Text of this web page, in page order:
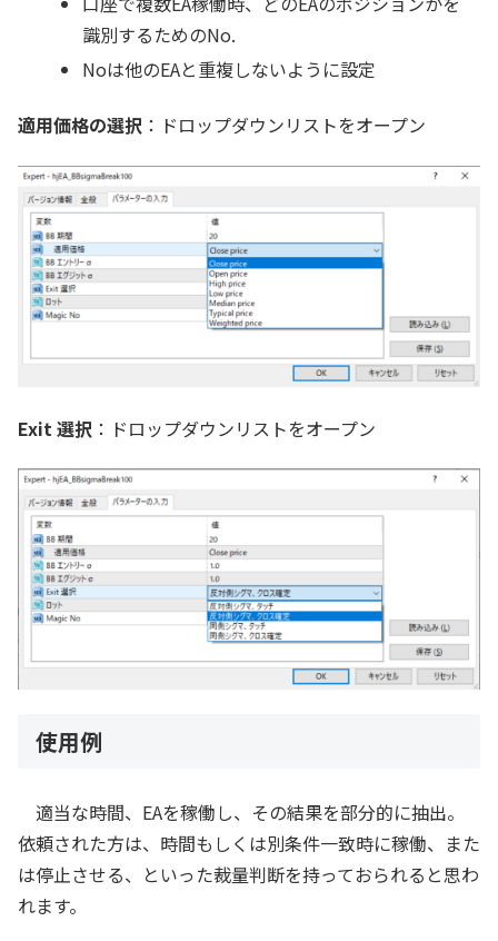
識別するためのNo.
Noは他のEAと重複しないように設定
適用価格の選択 ：ドロップダウンリストをオープン
Exit 選択 ：ドロップダウンリストをオープン
使用例
適当な時間、EAを稼働し、その結果を部分的に抽出。
依頼された方は、時間もしくは別条件一致時に稼働、また
は停止させる、といった裁量判断を持っておられると思わ
れます。